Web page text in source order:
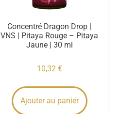
Concentré Dragon Drop |
VNS | Pitaya Rouge – Pitaya
Jaune | 30 ml
10,32 €
Ajouter au panier